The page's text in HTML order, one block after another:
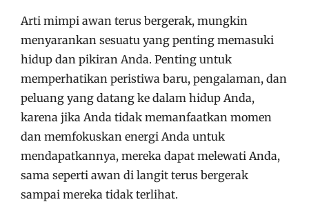
Arti mimpi awan terus bergerak, mungkin
menyarankan sesuatu yang penting memasuki
hidup dan pikiran Anda. Penting untuk
memperhatikan peristiwa baru, pengalaman, dan
peluang yang datang ke dalam hidup Anda,
karena jika Anda tidak memanfaatkan momen
dan memfokuskan energi Anda untuk
mendapatkannya, mereka dapat melewati Anda,
sama seperti awan di langit terus bergerak
sampai mereka tidak terlihat.